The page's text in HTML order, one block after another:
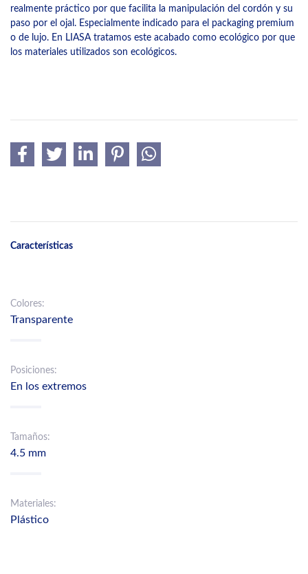
realmente práctico por que facilita la manipulación del cordón y su
paso por el ojal. Especialmente indicado para el packaging premium
o de lujo. En LIASA tratamos este acabado como ecológico por que
los materiales utilizados son ecológicos.
Características
Colores:
Transparente
Posiciones:
En los extremos
Tamaños:
4.5 mm
Materiales:
Plástico